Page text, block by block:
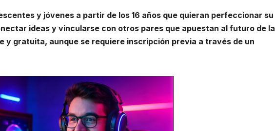
y jóvenes a partir de los 16 años que quieran perfeccionar su
ideas y vincularse con otros pares que apuestan al futuro de la
y gratuita, aunque se requiere inscripción previa a través de un